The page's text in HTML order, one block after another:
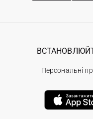
Персональні